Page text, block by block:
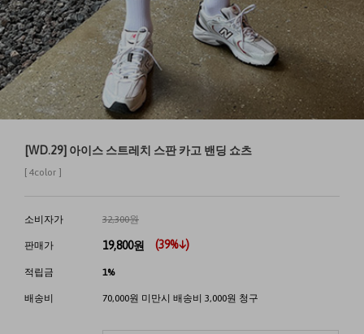
[WD.29] 아이스 스트레치 스판 카고 밴딩 쇼츠
[ 4color ]
소비자가 32,300원
판매가 19,800원 (39%↓)
적립금 1%
배송비 70,000원 미만시 배송비 3,000원 청구